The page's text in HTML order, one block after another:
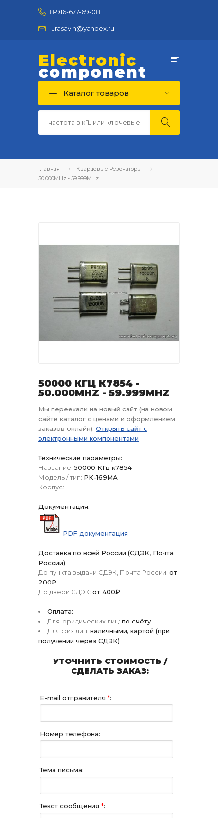
8-916-677-69-08
urasavin@yandex.ru
Electronic
component
Каталог товаров
Главная
Кварцевые Резонаторы
50.000MHz - 59.999MHz
50000 КГЦ К7854 -
50.000MHZ - 59.999MHZ
Мы переехали на новый сайт (на новом
сайте каталог с ценами и оформлением
заказов онлайн): Открыть сайт с
электронными компонентами
Технические параметры:
Название: 50000 КГц к7854
Модель / тип: РК-169МА
Корпус:
Документация:
PDF документация
Доставка по всей России (СДЭК, Почта
России)
До пункта выдачи СДЭК, Почта России: от
200₽
До двери СДЭК: от 400₽
Оплата:
Для юридических лиц: по счёту
Для физ лиц: наличными, картой (при
получении через СДЭК)
УТОЧНИТЬ СТОИМОСТЬ /
СДЕЛАТЬ ЗАКАЗ:
E-mail отправителя *:
Номер телефона:
Тема письма:
Текст сообщения *: